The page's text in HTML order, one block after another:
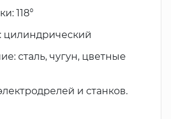
118°
цилиндрический
сталь, чугун, цветные
и станков.